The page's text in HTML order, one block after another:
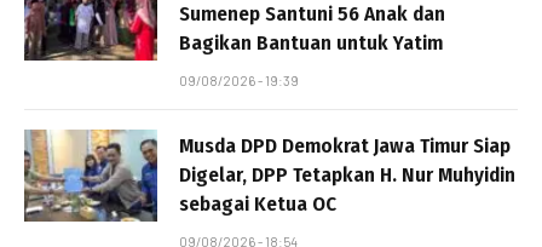
Sumenep Santuni 56 Anak dan
Bagikan Bantuan untuk Yatim
09/08/2026 - 19:39
Musda DPD Demokrat Jawa Timur Siap
Digelar, DPP Tetapkan H. Nur Muhyidin
sebagai Ketua OC
09/08/2026 - 18:54